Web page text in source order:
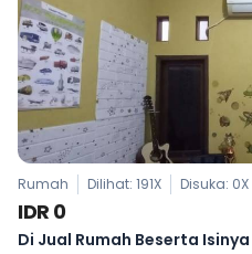
Rumah Dilihat: 191X Disuka: 0X
IDR 0
Di Jual Rumah Beserta